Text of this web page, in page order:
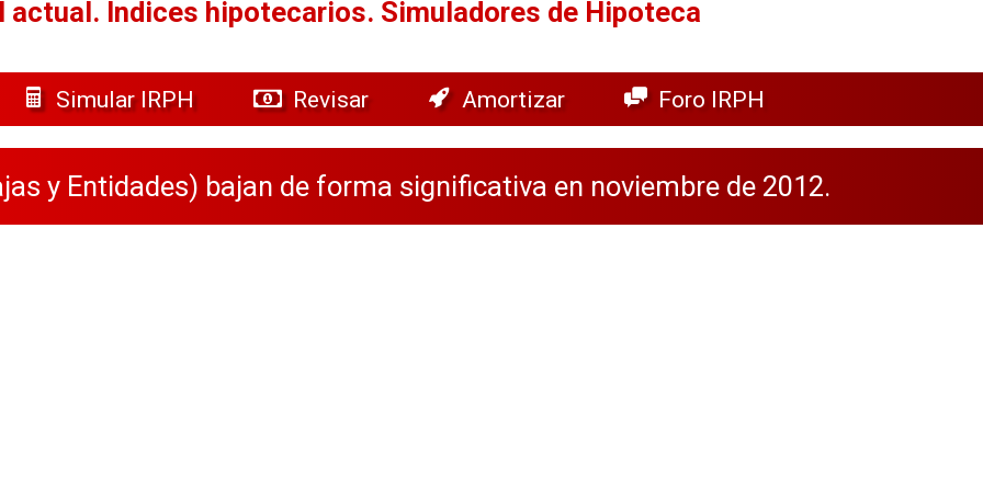
actual. Índices hipotecarios. Simuladores de Hipoteca
Simular IRPH Revisar Amortizar Foro IRPH
y Entidades) bajan de forma significativa en noviembre de 2012.